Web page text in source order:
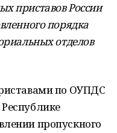
приставов России
порядка
отделов
по ОУПДС
пропускного